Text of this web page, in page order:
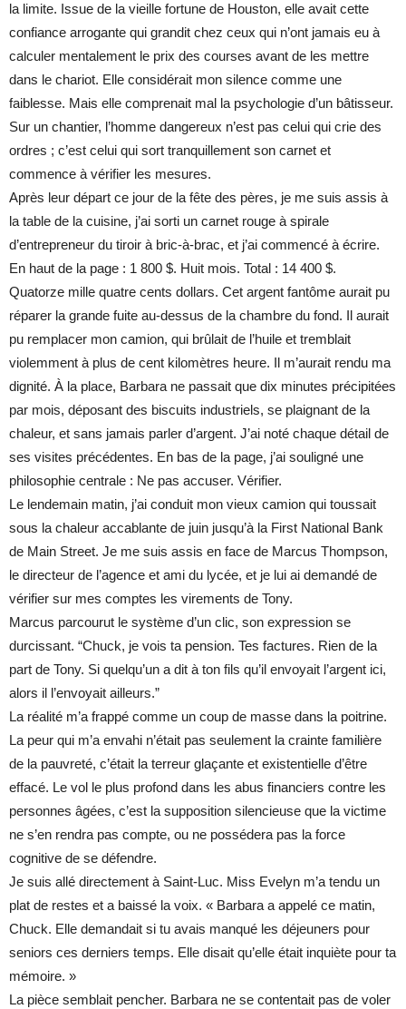
la limite. Issue de la vieille fortune de Houston, elle avait cette
confiance arrogante qui grandit chez ceux qui n’ont jamais eu à
calculer mentalement le prix des courses avant de les mettre
dans le chariot. Elle considérait mon silence comme une
faiblesse. Mais elle comprenait mal la psychologie d’un bâtisseur.
Sur un chantier, l’homme dangereux n’est pas celui qui crie des
ordres ; c’est celui qui sort tranquillement son carnet et
commence à vérifier les mesures.
Après leur départ ce jour de la fête des pères, je me suis assis à
la table de la cuisine, j’ai sorti un carnet rouge à spirale
d’entrepreneur du tiroir à bric-à-brac, et j’ai commencé à écrire.
En haut de la page : 1 800 $. Huit mois. Total : 14 400 $.
Quatorze mille quatre cents dollars. Cet argent fantôme aurait pu
réparer la grande fuite au-dessus de la chambre du fond. Il aurait
pu remplacer mon camion, qui brûlait de l’huile et tremblait
violemment à plus de cent kilomètres heure. Il m’aurait rendu ma
dignité. À la place, Barbara ne passait que dix minutes précipitées
par mois, déposant des biscuits industriels, se plaignant de la
chaleur, et sans jamais parler d’argent. J’ai noté chaque détail de
ses visites précédentes. En bas de la page, j’ai souligné une
philosophie centrale : Ne pas accuser. Vérifier.
Le lendemain matin, j’ai conduit mon vieux camion qui toussait
sous la chaleur accablante de juin jusqu’à la First National Bank
de Main Street. Je me suis assis en face de Marcus Thompson,
le directeur de l’agence et ami du lycée, et je lui ai demandé de
vérifier sur mes comptes les virements de Tony.
Marcus parcourut le système d’un clic, son expression se
durcissant. “Chuck, je vois ta pension. Tes factures. Rien de la
part de Tony. Si quelqu’un a dit à ton fils qu’il envoyait l’argent ici,
alors il l’envoyait ailleurs.”
La réalité m’a frappé comme un coup de masse dans la poitrine.
La peur qui m’a envahi n’était pas seulement la crainte familière
de la pauvreté, c’était la terreur glaçante et existentielle d’être
effacé. Le vol le plus profond dans les abus financiers contre les
personnes âgées, c’est la supposition silencieuse que la victime
ne s’en rendra pas compte, ou ne possédera pas la force
cognitive de se défendre.
Je suis allé directement à Saint-Luc. Miss Evelyn m’a tendu un
plat de restes et a baissé la voix. « Barbara a appelé ce matin,
Chuck. Elle demandait si tu avais manqué les déjeuners pour
seniors ces derniers temps. Elle disait qu’elle était inquiète pour ta
mémoire. »
La pièce semblait pencher. Barbara ne se contentait pas de voler